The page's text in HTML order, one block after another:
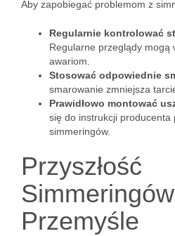
Aby zapobiegać problemom z
Regularnie kontrolować
Regularne przeglądy mogą
awariom.
Stosować odpowiednie
smarowanie zmniejsza
Prawidłowo montować
się do instrukcji producenta
simmeringów.
Przyszłość
Przemyśle